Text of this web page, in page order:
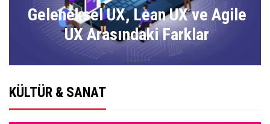
Geleneksel UX, Lean UX ve Agile
UX Arasındaki Farklar
KÜLTÜR & SANAT